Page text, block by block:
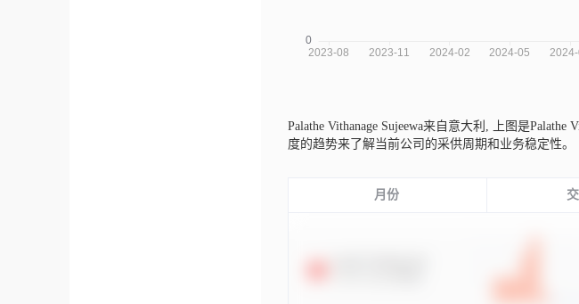
Palathe Vithanage Sujeewa来自意大利,
上图是
度的趋势来了解当前公司的采供周期和业务稳定性。
月份